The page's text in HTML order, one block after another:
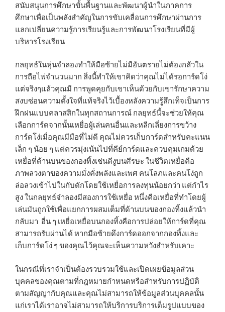
สนับสนุนการศึกษาขั้นพื้นฐานและพัฒนาผู้นำในภาคการ
ศึกษาเพื่อเป็นพลังสำคัญในการขับเคลื่อนการศึกษาผ่านการ
แลกเปลี่ยนความรู้การเรียนรู้และการพัฒนาโรงเรียนที่มีผู้
บริหารโรงเรียน
กลยุทธ์ในหุ่นจำลองทำให้มือซ้ายไม่มีอันตรายไม่ต้องกลัวใน
การถือไพ่จำนวนมาก สิ่งนี้ทำให้เขาคิดว่าคุณไม่ได้รอการ์ดโง่
แต่จริงๆแล้วคุณมี การพูดคุยกับเขาเห็นด้วยกับเขารักษาความ
สงบซ่อนความตั้งใจที่แท้จริงไว้เบื้องหลังความรู้สึกเท็จเป็นการ
ฝึกฝนแบบคลาสสิกในทุกสถานการณ์ กลยุทธ์นี้จะช่วยให้คุณ
เลือกการ์ดจากนั้นเหยื่อผู้เล่นคนอื่นและหลีกเลี่ยงการขว้าง
การ์ดโง่เมื่อคุณมีมือที่ไม่ดี คุณไม่ควรเก็บการ์ดสำหรับคะแนน
เล็ก ๆ น้อย ๆ แต่ควรมุ่งเน้นไปที่คีย์การ์ดและควบคุมเกมด้วย
เหยื่อที่ด้านบนของกองทิ้งเช่นตีงูบนศีรษะ ในชีวิตเหยื่อคือ
ภาพลวงตาของความมั่งคั่งพลังและเพศ คนโลภและคนโง่ถูก
ล่อลวงเข้าไปในกับดักโดยใช้เหยื่อการลงทุนน้อยกว่า แต่กำไร
สูง ในกลยุทธ์จำลองมีสองการใช้เหยื่อ หนึ่งคือเหยื่อที่ทำโดยผู้
เล่นมันถูกใช้เพื่อแยกการผสมเต็มที่ด้านบนของกองทิ้งแล้วนำ
กลับมา อื่น ๆ เหยื่อเหยื่อบนกองทิ้งคือการปล่อยให้การ์ดที่คุณ
สามารถรับผ่านได้ หากมือซ้ายดึงการ์ดออกจากกองทิ้งและ
เก็บการ์ดโง่ ๆ ของคุณไว้คุณจะเห็นความหวังสำหรับเคาะ
ในกรณีที่เราจำเป็นต้องรวบรวมใช้และเปิดเผยข้อมูลส่วน
บุคคลของคุณตามที่กฎหมายกำหนดหรือสำหรับการปฏิบัติ
ตามสัญญากับคุณและคุณไม่สามารถให้ข้อมูลส่วนบุคคลนั้น
แก่เราได้เราอาจไม่สามารถให้บริการบริการเต็มรูปแบบของ